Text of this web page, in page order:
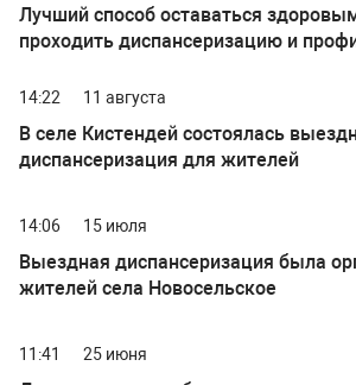
Лучший способ оставаться
проходить диспансеризацию и
14:22 11 августа
В селе Кистендей состоялась
диспансеризация для жителей
14:06 15 июля
Выездная диспансеризация была
жителей села Новосельское
11:41 25 июня